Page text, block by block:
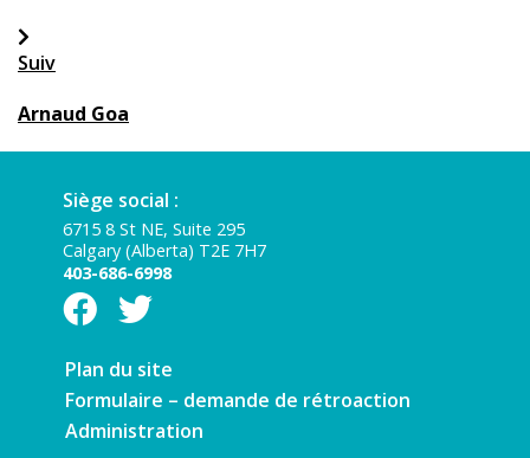
Suiv
Arnaud Goa
Siège social :
6715 8 St NE, Suite 295
Calgary (Alberta) T2E 7H7
403-686-6998
Plan du site
Formulaire – demande de rétroaction
Administration